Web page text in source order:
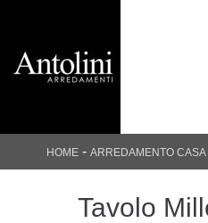
HOME - ARREDAMENTO CASA
Tavolo